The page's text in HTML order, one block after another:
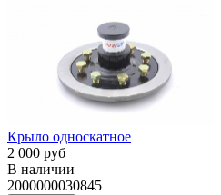
Крыло односкатное
2 000 руб
В наличии
2000000030845